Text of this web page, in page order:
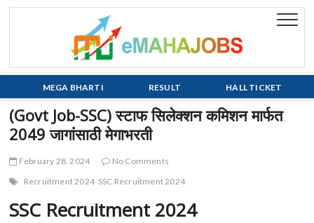
Skip
MEGA BHARTI RESULT HALL TICKET
(Govt Job-SSC) स्टाफ सिलेक्शन कमिशन मार्फत
2049 जागांसाठी मेगाभरती
February 28, 2024
No Comments
Recruitment 2024 SSC Recruitment 2024
SSC Recruitment 2024